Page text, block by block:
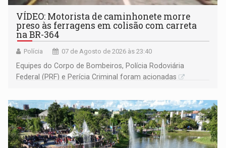
VÍDEO: Motorista de caminhonete morre
preso às ferragens em colisão com carreta
na BR-364
Polícia 07 de Agosto de 2026 às 23:40
Equipes do Corpo de Bombeiros, Polícia Rodoviária
Federal (PRF) e Perícia Criminal foram acionadas